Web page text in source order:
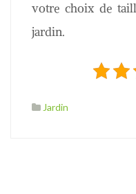
votre choix de
jardin.
Jardin